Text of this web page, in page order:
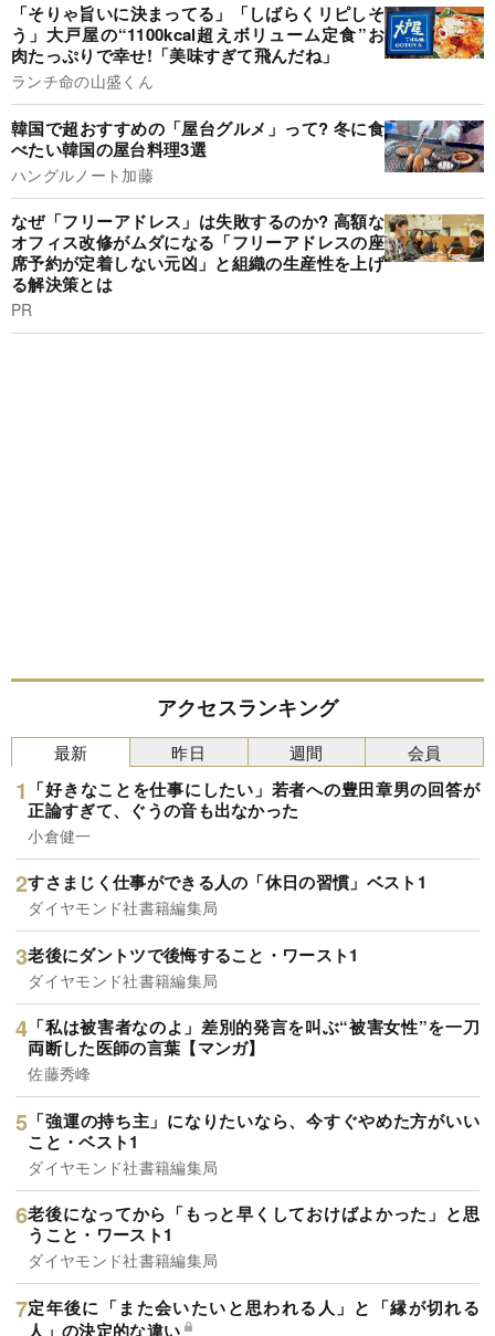
「そりゃ旨いに決まってる」「しばらくリピしそ
う」大戸屋の“1100kcal超えボリューム定食”お
肉たっぷりで幸せ!「美味すぎて飛んだね」
ランチ命の山盛くん
韓国で超おすすめの「屋台グルメ」って? 冬に食
べたい韓国の屋台料理3選
ハングルノート加藤
なぜ「フリーアドレス」は失敗するのか? 高額な
オフィス改修がムダになる「フリーアドレスの座
席予約が定着しない元凶」と組織の生産性を上げ
る解決策とは
PR
アクセスランキング
最新
「好きなことを仕事にしたい」若者への豊田章男の回答が
正論すぎて、ぐうの音も出なかった
小倉健一
すさまじく仕事ができる人の「休日の習慣」ベスト1
ダイヤモンド社書籍編集局
老後にダントツで後悔すること・ワースト1
ダイヤモンド社書籍編集局
「私は被害者なのよ」差別的発言を叫ぶ“被害女性”を一刀
両断した医師の言葉【マンガ】
佐藤秀峰
「強運の持ち主」になりたいなら、今すぐやめた方がいい
こと・ベスト1
ダイヤモンド社書籍編集局
老後になってから「もっと早くしておけばよかった」と思
うこと・ワースト1
ダイヤモンド社書籍編集局
定年後に「また会いたいと思われる人」と「縁が切れる
人」の決定的な違い
昨日 週間 会員